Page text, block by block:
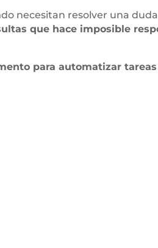
necesitan resolver una
que hace imposible
para automatizar